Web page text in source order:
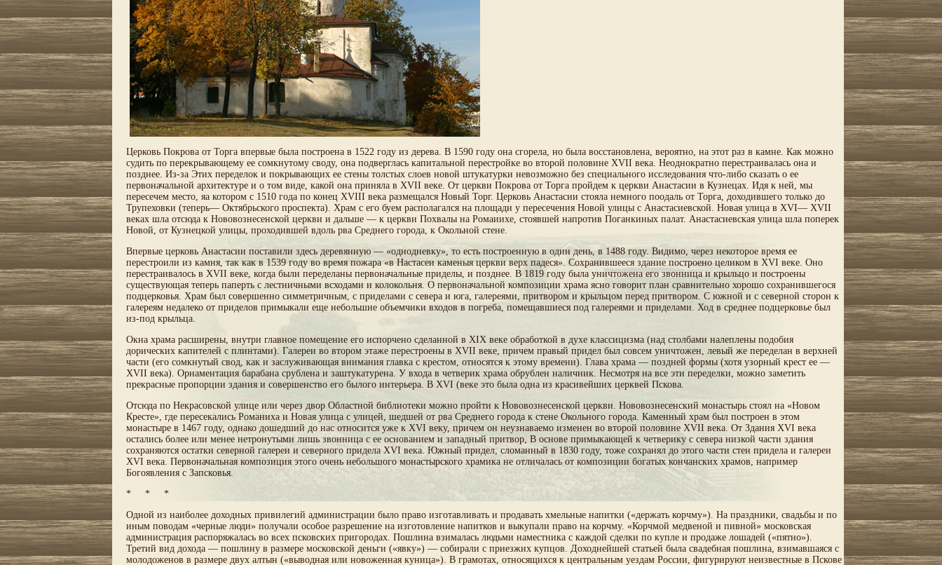
Церковь Покрова от Торга впервые была построена в 1522 году из дерева. В 1590 году она сгорела, но была восстановлена, вероятно, на этот раз в камне. Как можно
судить по перекрывающему ее сомкнутому своду, она подверглась капитальной перестройке во второй половине XVII века. Неоднократно перестраивалась она и
позднее. Из-за Этих переделок и покрывающих ее стены толстых слоев новой штукатурки невозможно без специального исследования что-либо сказать о ее
первоначальной архитектуре и о том виде, какой она приняла в XVII веке. От церкви Покрова от Торга пройдем к церкви Анастасии в Кузнецах. Идя к ней, мы
пересечем место, яа котором с 1510 года по конец XVIII века размещался Новый Торг. Церковь Анастасии стояла немного поодаль от Торга, доходившего только до
Трупеховки (теперь— Октябрьского проспекта). Храм с его буем располагался на площади у пересечения Новой улицы с Анастасиевской. Новая улица в XVI— XVII
веках шла отсюда к Нововознесенской церкви и дальше — к церкви Похвалы на Ромаиихе, стоявшей напротив Поганкиных палат. Анастасиевская улица шла поперек
Новой, от Кузнецкой улицы, проходившей вдоль рва Среднего города, к Окольной стене.
Впервые церковь Анастасии поставили здесь деревянную — «однодневку», то есть построенную в один день, в 1488 году. Видимо, через некоторое время ее
перестроили из камня, так как в 1539 году во время пожара «в Настасеи каменыя церкви верх падеся». Сохранившееся здание построено целиком в XVI веке. Оно
перестраивалось в XVII веке, когда были переделаны первоначальные приделы, и позднее. В 1819 году была уничтожена его звонница и крыльцо и построены
существующая теперь паперть с лестничными всходами и колокольня. О первоначальной композиции храма ясно говорит план сравнительно хорошо сохранившегося
подцерковья. Храм был совершенно симметричным, с приделами с севера и юга, галереями, притвором и крыльцом перед притвором. С южной и с северной сторон к
галереям недалеко от приделов примыкали еще небольшие объемчики входов в погреба, помещавшиеся под галереями и приделами. Ход в среднее подцерковье был
из-под крыльца.
Окна храма расширены, внутри главное помещение его испорчено сделанной в XIX веке обработкой в духе классицизма (над столбами налеплены подобия
дорических капителей с плинтами). Галереи во втором этаже перестроены в XVII веке, причем правый придел был совсем уничтожен, левый же переделан в верхней
части (его сомкнутый свод, как и заслуживающая внимания главка с крестом, относятся к этому времени). Глава храма — поздней формы (хотя узорный крест ее —
XVII века). Орнаментация барабана срублена и заштукатурена. У входа в четверик храма обрублен наличник. Несмотря на все эти переделки, можно заметить
прекрасные пропорции здания и совершенство его былого интерьера. В XVI (веке это была одна из красивейших церквей Пскова.
Отсюда по Некрасовской улице или через двор Областной библиотеки можно пройти к Нововознесенской церкви. Нововознесенский монастырь стоял на «Новом
Кресте», где пересекались Романиха и Новая улица с улицей, шедшей от рва Среднего города к стене Окольного города. Каменный храм был построен в этом
монастыре в 1467 году, однако дошедший до нас относится уже к XVI веку, причем он неузнаваемо изменен во второй половине XVII века. От Здания XVI века
остались более или менее нетронутыми лишь звонница с ее основанием и западный притвор, В основе примыкающей к четверику с севера низкой части здания
сохраняются остатки северной галереи и северного придела XVI века. Южный придел, сломанный в 1830 году, тоже сохранял до этого части стен придела и галереи
XVI века. Первоначальная композиция этого очень небольшого монастырского храмика не отличалась от композиции богатых кончанских храмов, например
Богоявления с Запсковья.
* * *
Одной из наиболее доходных привилегий администрации было право изготавливать и продавать хмельные напитки («держать корчму»). На праздники, свадьбы и по
иным поводам «черные люди» получали особое разрешение на изготовление напитков и выкупали право на корчму. «Корчмой медвеной и пивной» московская
администрация распоряжалась во всех псковских пригородах. Пошлина взималась людьми наместника с каждой сделки по купле и продаже лошадей («пятно»).
Третий вид дохода — пошлину в размере московской деньги («явку») — собирали с приезжих купцов. Доходнейшей статьей была свадебная пошлина, взимавшаяся с
молодоженов в размере двух алтын («выводная или новоженная куница»). В грамотах, относящихся к центральным уездам России, фигурируют неизвестные в Пскове